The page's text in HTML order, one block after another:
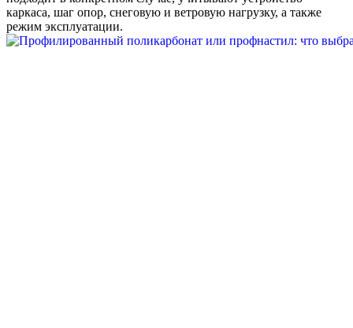
каркаса, шаг опор, снеговую и ветровую нагрузку, а также
режим эксплуатации.